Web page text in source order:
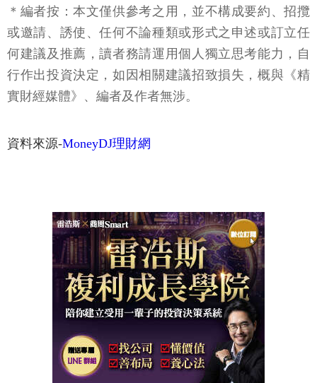
＊編者按：本文僅供參考之用，並不構成要約、招攬
或邀請、誘使、任何不論種類或形式之申述或訂立任
何建議及推薦，讀者務請運用個人獨立思考能力，自
行作出投資決定，如因相關建議招致損失，概與《精
實財經媒體》、編者及作者無涉。
資料來源-MoneyDJ理財網